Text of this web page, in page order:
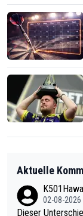
Aktuelle
02-08-2026
Dieser Unterschied